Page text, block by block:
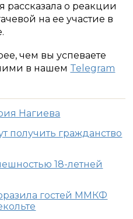
рассказала о реакции
на ее участие в
чем вы успеваете
в нашем Telegram
Нагиева
получить гражданство
18-летней
гостей ММКФ